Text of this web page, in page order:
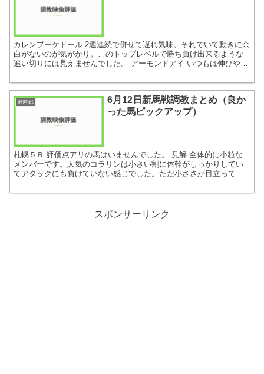
カレンブーケドール 2週連続で併せて遅れ気味。それでいて動きに余
白がないのが気がかり。このトップレベルで勝ち負け出来るような
追い切りには見えませんでした。 アーモンドアイ いつもは伸びやか
若駒戦
6月12日新馬戦調教まとめ（良か
った馬ピックアップ）
札幌５Ｒ 評価点アリの馬はいませんでした。 見解 全体的に小粒な
メンバーです。人気のコラリンは小さい割に体幹がしっかりしてい
てアタックにも負けていない感じでした。ただ小ささが目立ってい
スポンサーリンク